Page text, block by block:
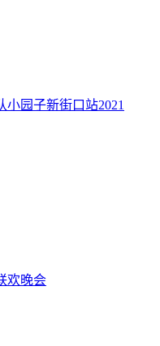
小园子新街口站2021
欢晚会